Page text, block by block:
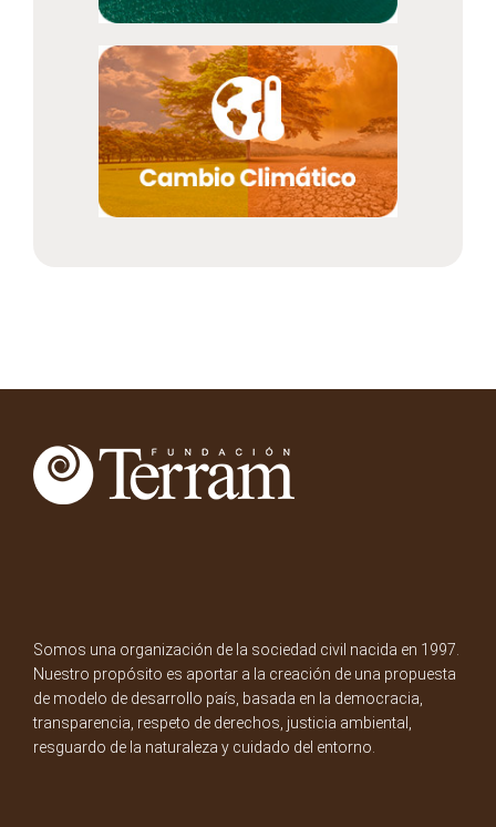
Somos una organización de la sociedad civil nacida en 1997.
Nuestro propósito es aportar a la creación de una propuesta
de modelo de desarrollo país, basada en la democracia,
transparencia, respeto de derechos, justicia ambiental,
resguardo de la naturaleza y cuidado del entorno.